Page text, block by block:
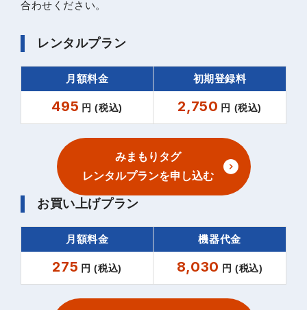
合わせください。
レンタルプラン
月額料金
495 円 (税込)
初期登録料
2,750 円 (税込)
みまもりタグ
レンタルプランを申し込む
お買い上げプラン
月額料金
275 円 (税込)
機器代金
8,030 円 (税込)